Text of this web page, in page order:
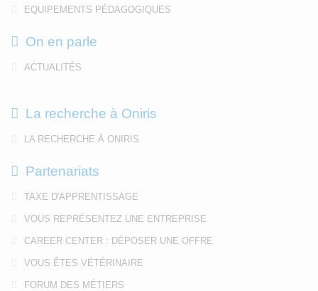
EQUIPEMENTS PÉDAGOGIQUES
On en parle
ACTUALITÉS
La recherche à Oniris
LA RECHERCHE À ONIRIS
Partenariats
TAXE D'APPRENTISSAGE
VOUS REPRÉSENTEZ UNE ENTREPRISE
CAREER CENTER : DÉPOSER UNE OFFRE
VOUS ÊTES VÉTÉRINAIRE
FORUM DES MÉTIERS